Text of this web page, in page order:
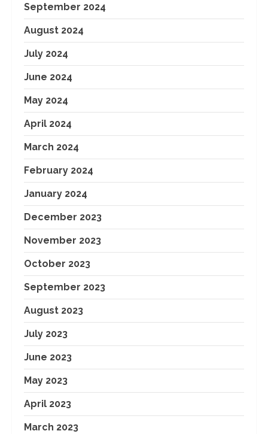
September 2024
August 2024
July 2024
June 2024
May 2024
April 2024
March 2024
February 2024
January 2024
December 2023
November 2023
October 2023
September 2023
August 2023
July 2023
June 2023
May 2023
April 2023
March 2023